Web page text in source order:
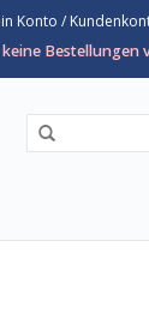
Konto /
Bestellungen